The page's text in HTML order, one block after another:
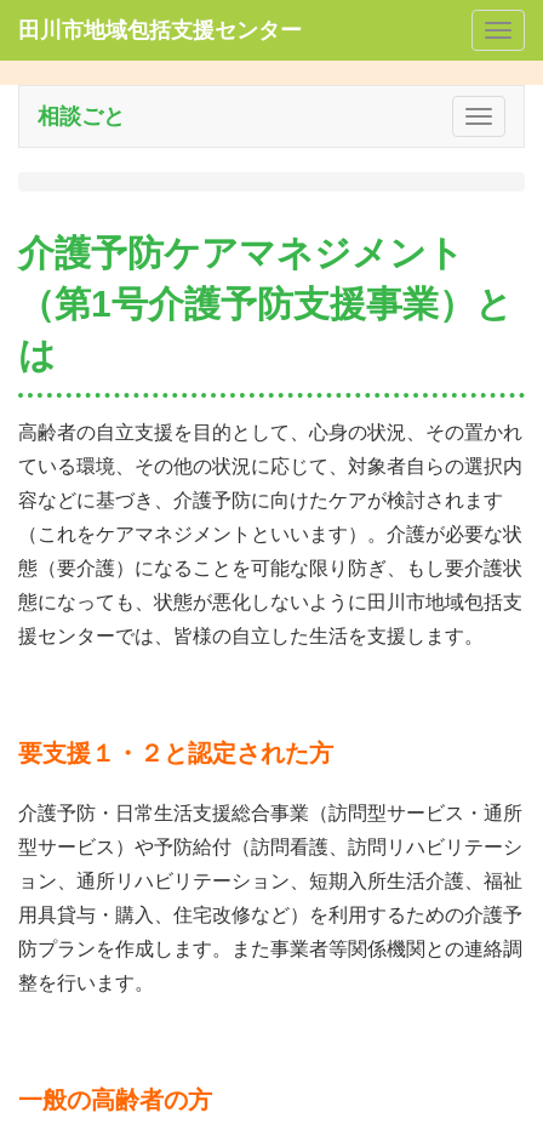
田川市地域包括支援センター
Toggle
相談ごと
介護予防ケアマネジメント
（第1号介護予防支援事業）と
は
高齢者の自立支援を目的として、心身の状況、その置かれ
ている環境、その他の状況に応じて、対象者自らの選択内
容などに基づき、介護予防に向けたケアが検討されます
（これをケアマネジメントといいます）。介護が必要な状
態（要介護）になることを可能な限り防ぎ、もし要介護状
態になっても、状態が悪化しないように田川市地域包括支
援センターでは、皆様の自立した生活を支援します。
要支援１・２と認定された方
介護予防・日常生活支援総合事業（訪問型サービス・通所
型サービス）や予防給付（訪問看護、訪問リハビリテーシ
ョン、通所リハビリテーション、短期入所生活介護、福祉
用具貸与・購入、住宅改修など）を利用するための介護予
防プランを作成します。また事業者等関係機関との連絡調
整を行います。
一般の高齢者の方